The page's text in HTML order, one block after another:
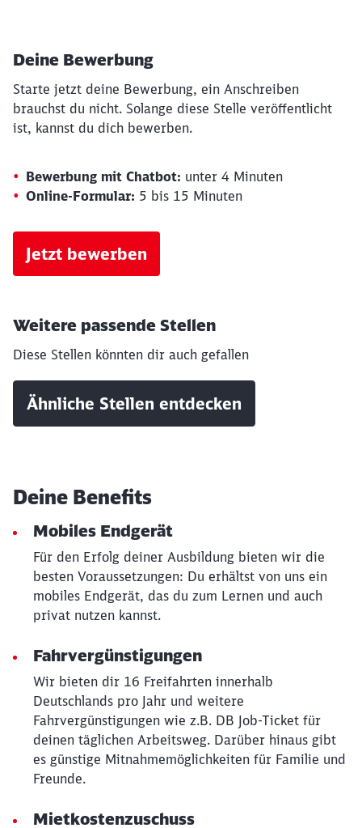
Deine Bewerbung
Starte jetzt deine Bewerbung, ein Anschreiben
brauchst du nicht. Solange diese Stelle veröffentlicht
ist, kannst du dich bewerben.
Bewerbung mit Chatbot: unter 4 Minuten
Online-Formular: 5 bis 15 Minuten
Jetzt bewerben
Weitere passende Stellen
Diese Stellen könnten dir auch gefallen
Ähnliche Stellen entdecken
Deine Benefits
Mobiles Endgerät
Für den Erfolg deiner Ausbildung bieten wir die
besten Voraussetzungen: Du erhältst von uns ein
mobiles Endgerät, das du zum Lernen und auch
privat nutzen kannst.
Fahrvergünstigungen
Wir bieten dir 16 Freifahrten innerhalb
Deutschlands pro Jahr und weitere
Fahrvergünstigungen wie z.B. DB Job-Ticket für
deinen täglichen Arbeitsweg. Darüber hinaus gibt
es günstige Mitnahmemöglichkeiten für Familie und
Freunde.
Mietkostenzuschuss